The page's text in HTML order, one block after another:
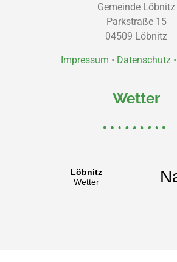
Gemeinde Löbnitz
Parkstraße 15
04509 Löbnitz
Impressum • Datenschutz •
Wetter